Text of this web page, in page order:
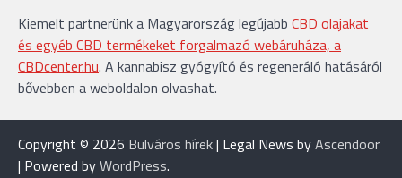
Kiemelt partnerünk a Magyarország legújabb CBD olajakat
és egyéb CBD termékeket forgalmazó webáruháza, a
CBDcenter.hu. A kannabisz gyógyító és regeneráló hatásáról
bővebben a weboldalon olvashat.
Copyright © 2026 Bulváros hírek| Legal News byAscendoor
| Powered byWordPress.